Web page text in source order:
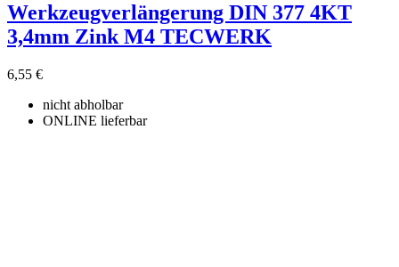
Werkzeugverlängerung DIN 377 4KT
3,4mm Zink M4 TECWERK
6,55 €
nicht abholbar
ONLINE lieferbar